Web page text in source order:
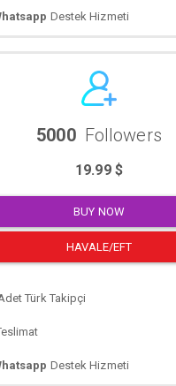
Destek
5000 Followers
19.99 $
BUY NOW
HAVALE/EFT
Türk Takipçi
Destek